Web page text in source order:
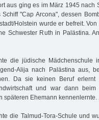
aus ging es im März 1945 nach
"Cap Arcona", dessen
Holstein wurde er befreit.
Schwester Ruth in Palästina.
die jüdische Mädchenschule
Alija nach Palästina aus,
Da sie keinen Beruf
und war dann
späteren Ehemann kennenlernte.
die Talmud-Tora-Schule und